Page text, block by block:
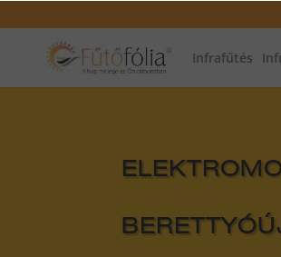
Infrafűtés